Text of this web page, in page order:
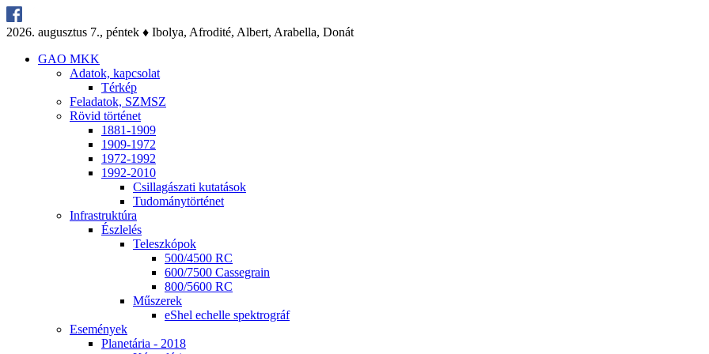
2026. au­gusz­tus 7., pén­tek ♦ Ibo­lya, Af­ro­di­té, Al­bert, Arab­el­la, Do­nát
GAO MKK
Ada­tok, kap­cso­lat
Tér­kép
Fel­ada­tok, SZMSZ
Rö­vid tör­té­net
1881-1909
1909-1972
1972-1992
1992-2010
Csil­la­gá­sza­ti ku­ta­tá­sok
Tu­do­mány­tör­té­net
Inf­ra­struk­tú­ra
Ész­le­lés
Te­lesz­kó­pok
500/4500 RC
600/7500 Cas­seg­ra­in
800/5600 RC
Mű­sze­rek
eS­hel echel­le spekt­ro­gráf
Ese­mé­nyek
Pla­ne­tá­ria - 2018